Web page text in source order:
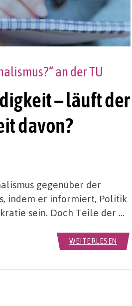
– läuft der
davon?
an der TU
gegenüber der
indem er informiert, Politik
sein. Doch Teile der …
WEITERLESEN